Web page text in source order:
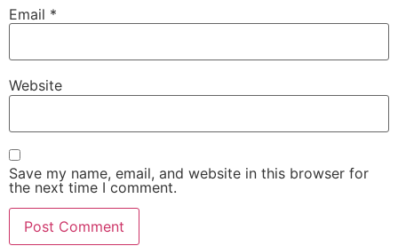
Email *
Website
Save my name, email, and website in this browser for
the next time I comment.